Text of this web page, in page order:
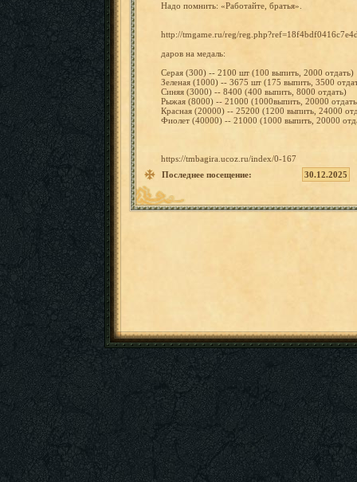
Надо помнить: «Работайте, братья».
http://tmgame.ru/reg/reg .php?ref=18f4bdf0416c7e4
даров на медаль:
Серая (300) -- 2100 шт (100 выпить, 2000 отдать)
Зеленая (1000) -- 3675 шт (175 выпить, 3500
Синяя (3000) -- 8400 (400 выпить, 8000 отдать)
Рыжая (8000) -- 21000 (1000выпить, 20000
Красная (20000) -- 25200 (1200 выпить, 24000
Фиолет (40000) -- 21000 (1000 выпить, 20000
https://tmbagira .ucoz.ru/index/0-167
Последнее посещение:
30.12.2025